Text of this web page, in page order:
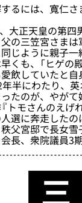
るには、寬仁
正天皇の第四
の三笠宮さま
じように親子一
くも、「ヒゲの
飲していたと
半にわたり、
たのが、やがて
モさんのえげ
選に奔走した
父宮邸で長女
長、衆院議員3